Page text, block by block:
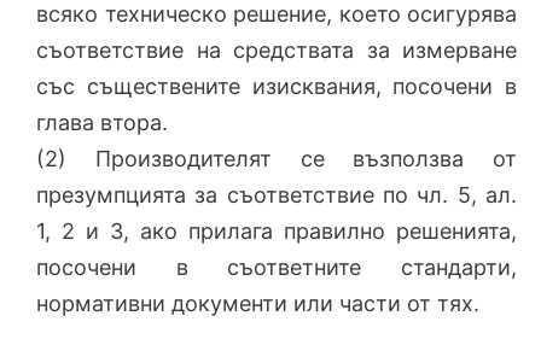
всяко техническо решение, което осигурява
съответствие на средствата за измерване
със съществените изисквания, посочени в
глава втора.
(2) Производителят се възползва от
презумпцията за съответствие по чл. 5, ал.
1, 2 и 3, ако прилага правилно решенията,
посочени в съответните стандарти,
нормативни документи или части от тях.